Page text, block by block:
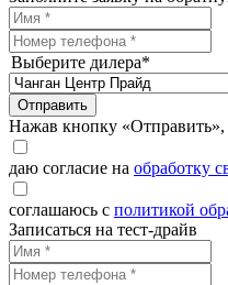
Выберите дилера*
Отправить
Нажав кнопку «Отправить»,
даю согласие на обработку
соглашаюсь с политикой
Записаться на тест-драйв